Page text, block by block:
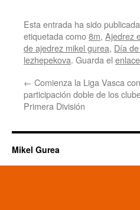
Esta entrada ha sido
etiquetada como8m, Ajedrez
de ajedrez mikel gurea, Día
lezhepekova. Guarda el
← Comienza la Liga Vasca
participación doble de los
Primera División
Mikel Gurea